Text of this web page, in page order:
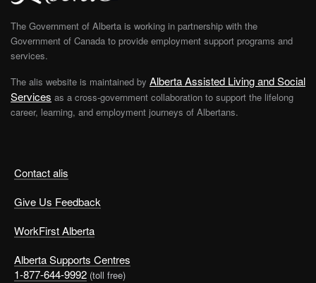
Contact alis
Give Us Feedback
WorkFirst Alberta
Alberta Supports Centres
1-877-644-9992 (toll free)
The Government of Alberta is working in partnership with the
Government of Canada to provide employment support programs and
services.
The alis website is maintained by Alberta Assisted Living and Social
Services as a cross-government collaboration to support the lifelong
career, learning, and employment journeys of Albertans.